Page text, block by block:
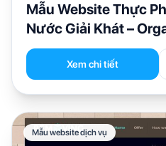
Mẫu Website Thực
Nước Giải Khát –
Xem chi tiết
Mẫu website dịch vụ